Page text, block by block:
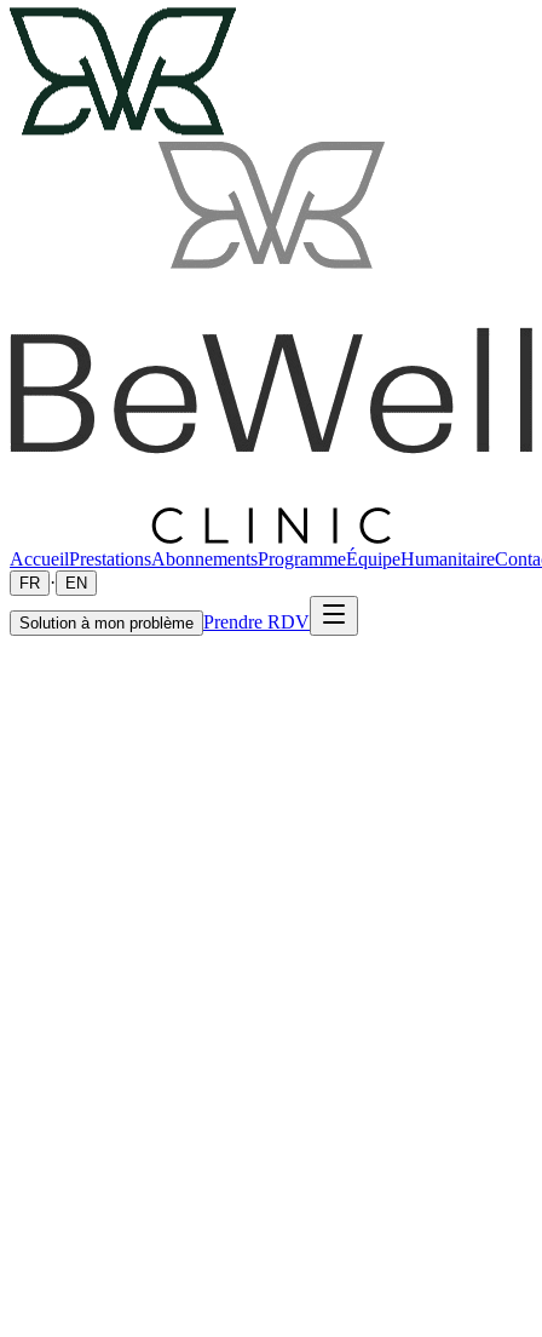
AccueilPrestationsAbonnementsProgrammeÉquipeHumanitaire
FR · EN
Solution à mon problème Prendre RDV